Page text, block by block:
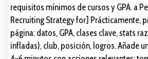
requisitos mínimos de cursos y GPA. a
Recruiting Strategy for] Prácticamente,
página: datos, GPA, clases clave, stats
infladas), club, posición, logros. Añade